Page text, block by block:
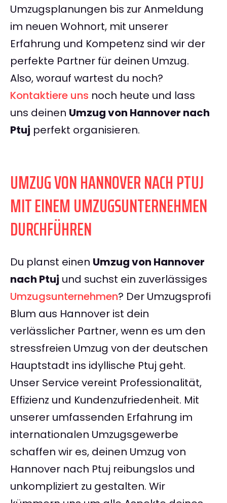
Umzugsplanungen bis zur Anmeldung
im neuen Wohnort, mit unserer
Erfahrung und Kompetenz sind wir der
perfekte Partner für deinen Umzug.
Also, worauf wartest du noch?
Kontaktiere uns noch heute und lass
uns deinen Umzug von Hannover nach
Ptuj perfekt organisieren.
UMZUG VON HANNOVER NACH PTUJ
MIT EINEM UMZUGSUNTERNEHMEN
DURCHFÜHREN
Du planst einen Umzug von Hannover
nach Ptuj und suchst ein zuverlässiges
Umzugsunternehmen? Der Umzugsprofi
Blum aus Hannover ist dein
verlässlicher Partner, wenn es um den
stressfreien Umzug von der deutschen
Hauptstadt ins idyllische Ptuj geht.
Unser Service vereint Professionalität,
Effizienz und Kundenzufriedenheit. Mit
unserer umfassenden Erfahrung im
internationalen Umzugsgewerbe
schaffen wir es, deinen Umzug von
Hannover nach Ptuj reibungslos und
unkompliziert zu gestalten. Wir